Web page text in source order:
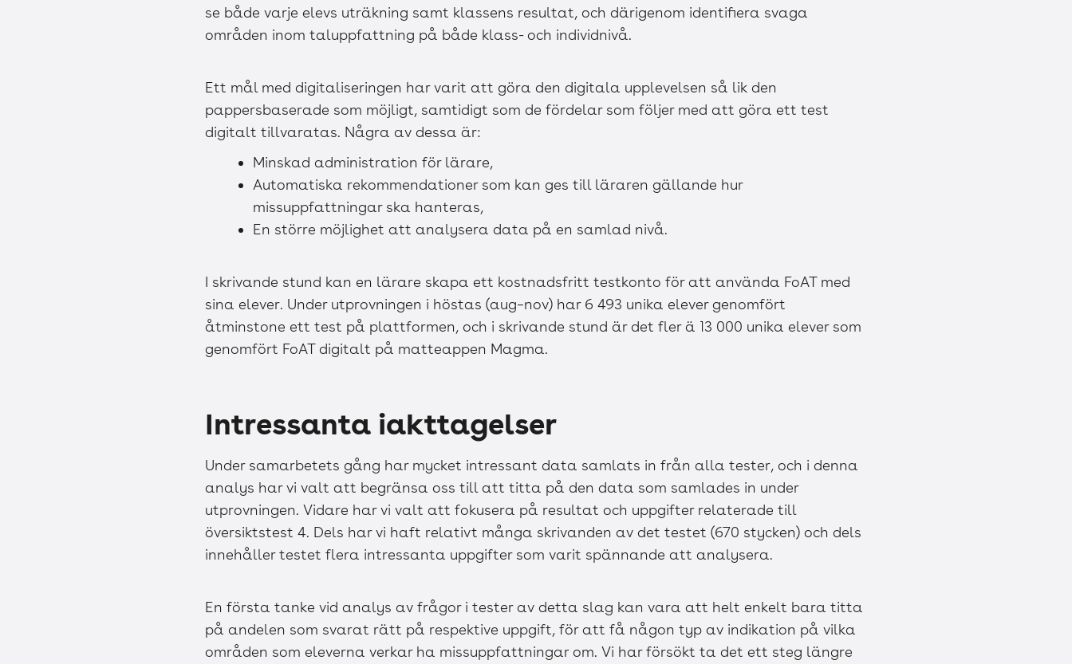
se både varje elevs uträkning samt klassens resultat, och därigenom identifiera svaga
områden inom taluppfattning på både klass- och individnivå.
Ett mål med digitaliseringen har varit att göra den digitala upplevelsen så lik den
pappersbaserade som möjligt, samtidigt som de fördelar som följer med att göra ett test
digitalt tillvaratas. Några av dessa är:
Minskad administration för lärare,
Automatiska rekommendationer som kan ges till läraren gällande hur
missuppfattningar ska hanteras,
En större möjlighet att analysera data på en samlad nivå.
I skrivande stund kan en lärare skapa ett kostnadsfritt testkonto för att använda FoAT med
sina elever. Under utprovningen i höstas (aug–nov) har 6 493 unika elever genomfört
åtminstone ett test på plattformen, och i skrivande stund är det fler ä 13 000 unika elever som
genomfört FoAT digitalt på matteappen Magma.
Intressanta iakttagelser
Under samarbetets gång har mycket intressant data samlats in från alla tester, och i denna
analys har vi valt att begränsa oss till att titta på den data som samlades in under
utprovningen. Vidare har vi valt att fokusera på resultat och uppgifter relaterade till
översiktstest 4. Dels har vi haft relativt många skrivanden av det testet (670 stycken) och dels
innehåller testet flera intressanta uppgifter som varit spännande att analysera.
En första tanke vid analys av frågor i tester av detta slag kan vara att helt enkelt bara titta
på andelen som svarat rätt på respektive uppgift, för att få någon typ av indikation på vilka
områden som eleverna verkar ha missuppfattningar om. Vi har försökt ta det ett steg längre